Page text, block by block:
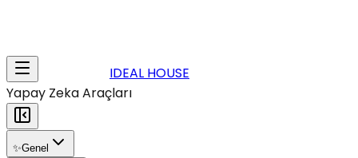
IDEAL HOUSE
Yapay Zeka Araçları
✨Genel